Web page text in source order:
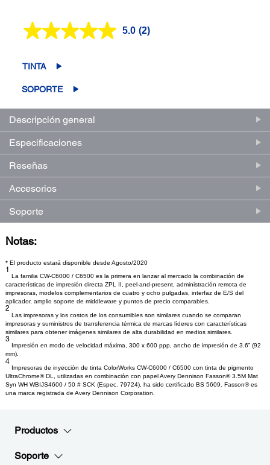
5.0 Lea
(2)
TINTA
SOPORTE
Descripción general
Especificaciones
Reseñas
Accesorios
Soporte
Notas:
* El producto estará disponible desde Agosto/2020
1
La familia CW-C6000 / C6500 es la primera en lanzar al mercado la combinación de
características de impresión directa ZPL II, peel-and-present, administración remota de
impresoras, modelos complementarios de cuatro y ocho pulgadas, interfaz de E/S del
aplicador, amplio soporte de middleware y puntos de precio comparables.
2
Las impresoras y los costos de los consumibles son similares cuando se comparan
impresoras y suministros de transferencia térmica de marcas líderes con características
similares para obtener imágenes similares de alta durabilidad en medios similares.
3
Impresión en modo de velocidad máxima, 300 x 600 ppp, ancho de impresión de 3.6” (92
mm).
4
Impresoras de inyección de tinta ColorWorks CW-C6000 / C6500 con tinta de pigmento
UltraChrome® DL, utilizadas en combinación con papel Avery Dennison Fasson® 3.5M Mat
Syn WH WBIJS4600 / 50 # SCK (Espec. 79724), ha sido certificado BS 5609. Fasson® es
una marca registrada de Avery Dennison Corporation.
Productos
Soporte